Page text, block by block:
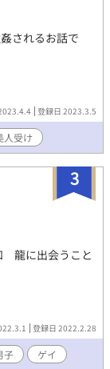
されるお話で
登録日 2023.3.5
人受け
3
龍に出会うこと
登録日 2022.2.28
子
ゲイ